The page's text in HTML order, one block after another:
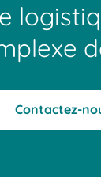
Contactez-